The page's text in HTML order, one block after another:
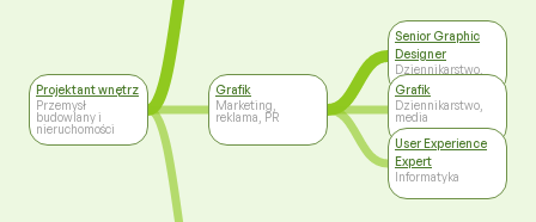
Projektant wnętrz
Przemysł
budowlany i
nieruchomości
Grafik
Marketing,
reklama, PR
Senior Graphic
Designer
Dziennikarstwo,
media
Grafik
Dziennikarstwo,
media
User Experience
Expert
Informatyka